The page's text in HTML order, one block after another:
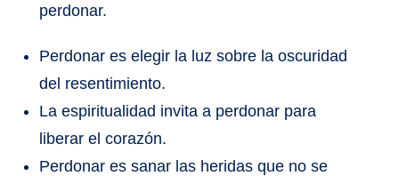
perdonar.
Perdonar es elegir la luz sobre la oscuridad
del resentimiento.
La espiritualidad invita a perdonar para
liberar el corazón.
Perdonar es sanar las heridas que no se